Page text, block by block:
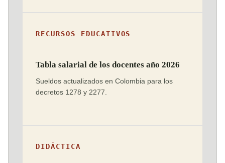
RECURSOS EDUCATIVOS
Tabla salarial de los docentes año 2026
Sueldos actualizados en Colombia para los
decretos 1278 y 2277.
DIDÁCTICA